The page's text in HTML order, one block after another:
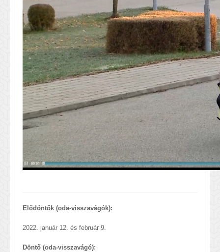
Elődöntők (oda-visszavágók):
2022. január 12. és február 9.
Döntő (oda-visszavágó):